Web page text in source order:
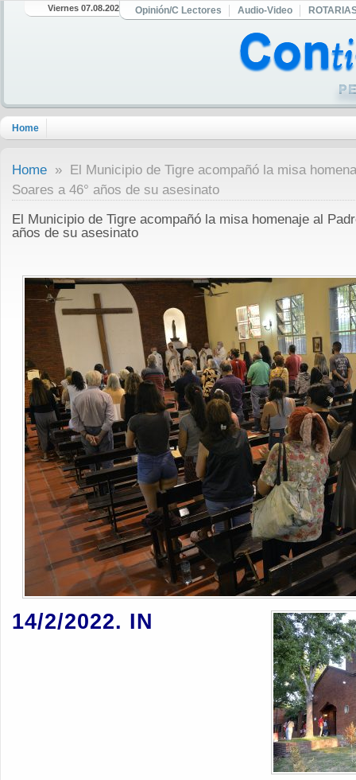
Viernes 07.08.2026 Opinión/C Lectores Audio-Video
Home
Home » El Municipio de Tigre acompañó la misa
Soares a 46° años de su asesinato
El Municipio de Tigre acompañó la misa homenaje al
años de su asesinato
14/2/2022. IN